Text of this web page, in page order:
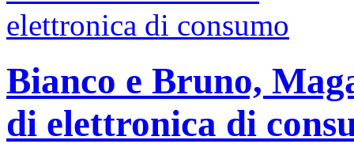
Bianco e Bruno,
di elettronica di